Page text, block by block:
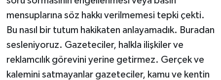
mensuplarına söz hakkı verilmemesi tepki çekti.
Bu nasıl bir tutum hakikaten anlayamadık. Buradan
sesleniyoruz. Gazeteciler, halkla ilişkiler ve
reklamcılık görevini yerine getirmez. Gerçek ve
kalemini satmayanlar gazeteciler, kamu ve kentin